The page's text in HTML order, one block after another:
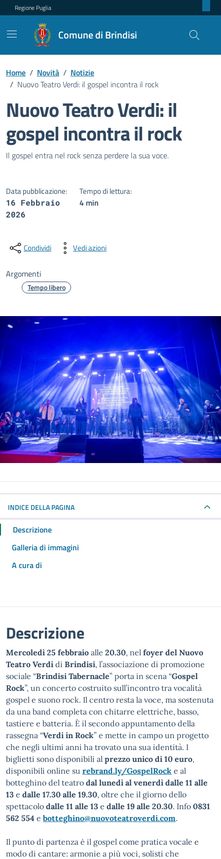
Regione Puglia
Comune di Brindisi
Home / Novità / Notizie
/ Nuovo Teatro Verdi: il gospel incontra il rock
Nuovo Teatro Verdi: il
gospel incontra il rock
Dettagli della notizia
Il gospel entra nel rock senza perdere la sua voce.
Data pubblicazione:
16 Febbraio
2026
Tempo di lettura:
4 min
Condividi Vedi azioni
Argomenti
Tempo libero
INDICE DELLA PAGINA
Descrizione
Galleria di immagini
A cura di
Descrizione
Mercoledì 25 febbraio alle 20.30, nel foyer del Nuovo
Teatro Verdi di Brindisi, l’associazione di promozione
sociale “Brindisi Tabernacle” porta in scena “Gospel
Rock”, un concerto costruito sull’incontro tra vocalità
gospel e suono rock. Il centro resta la voce, ma sostenuta
da una band completa con chitarre elettriche, basso,
tastiere e batteria. È il secondo appuntamento della
rassegna “Verdi in Rock” e mette in campo un progetto
che negli ultimi anni ha trovato una sua identità. I
biglietti sono disponibili al prezzo unico di 10 euro,
disponibili online su rebrand.ly/GospelRock e al
botteghino del teatro dal lunedì al venerdì dalle 11 alle
13 e dalle 17.30 alle 19.30, oltre che il giorno dello
spettacolo dalle 11 alle 13 e dalle 19 alle 20.30. Info 0831
562 554 e botteghino@nuovoteatroverdi.com.
Il punto di partenza è il gospel come pratica vocale e
modo di cantare: armonie a più voci, solisti che